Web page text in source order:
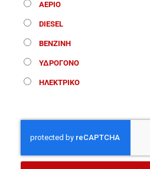
ΑΕΡΙΟ
DIESEL
ΒΕΝΖΙΝΗ
ΥΔΡΟΓΟΝΟ
ΗΛΕΚΤΡΙΚΟ